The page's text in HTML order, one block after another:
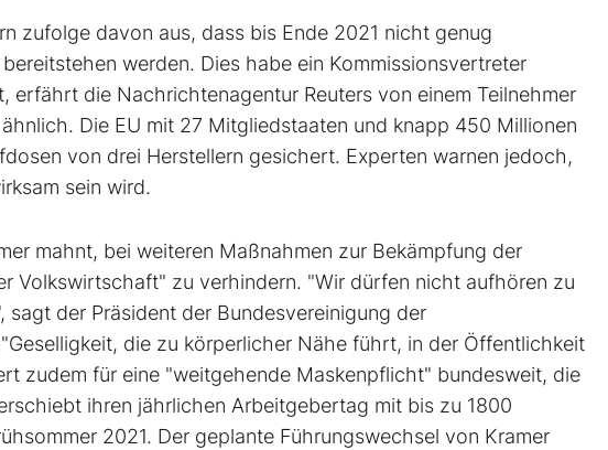
zufolge davon aus, dass bis Ende 2021 nicht genug
werden. Dies habe ein Kommissionsvertreter
erfährt die Nachrichtenagentur Reuters von einem Teilnehmer
Die EU mit 27 Mitgliedstaaten und knapp 450 Millionen
von drei Herstellern gesichert. Experten warnen jedoch,
sein wird.
mahnt, bei weiteren Maßnahmen zur Bekämpfung der
Volkswirtschaft" zu verhindern. "Wir dürfen nicht aufhören zu
der Präsident der Bundesvereinigung der
die zu körperlicher Nähe führt, in der Öffentlichkeit
zudem für eine "weitgehende Maskenpflicht" bundesweit, die
ihren jährlichen Arbeitgebertag mit bis zu 1800
2021. Der geplante Führungswechsel von Kramer